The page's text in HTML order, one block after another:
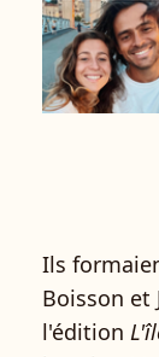
Ils
Boisson et
l'édition